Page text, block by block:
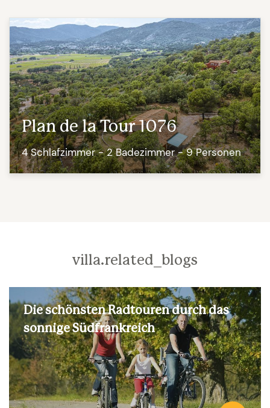
unbefestigte Straßen durch die Weinberge.
Dadurch entstand ein Schaden (Loch im
Auspuff) am Auto. Verlassen Sie also nicht die
asphaltierte Straße. Zum Glück war Pascals
Garage in Plan de la Tour super.
Plan de la Tour 1076
4 Schlafzimmer - 2 Badezimmer - 9 Personen
villa.related_blogs
Die schönsten Radtouren durch das
sonnige Südfrankreich